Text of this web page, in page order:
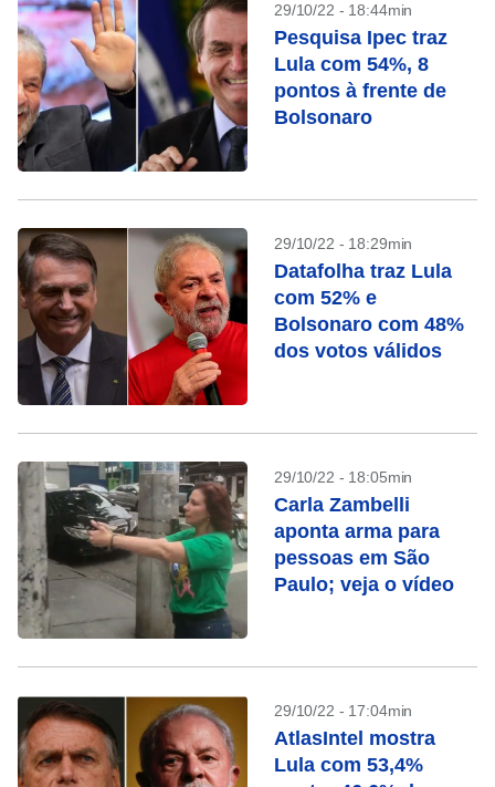
29/10/22 - 18:44min
Pesquisa Ipec traz
Lula com 54%, 8
pontos à frente de
Bolsonaro
29/10/22 - 18:29min
Datafolha traz Lula
com 52% e
Bolsonaro com 48%
dos votos válidos
29/10/22 - 18:05min
Carla Zambelli
aponta arma para
pessoas em São
Paulo; veja o vídeo
29/10/22 - 17:04min
AtlasIntel mostra
Lula com 53,4%